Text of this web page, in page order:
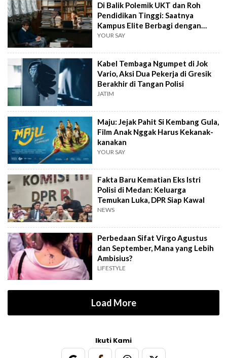
Di Balik Polemik UKT dan Roh
Pendidikan Tinggi: Saatnya
Kampus Elite Berbagi dengan
Kampus Daerah
YOUR SAY
Kabel Tembaga Ngumpet di Jok
Vario, Aksi Dua Pekerja di Gresik
Berakhir di Tangan Polisi
JATIM
Maju: Jejak Pahit Si Kembang Gula,
Film Anak Nggak Harus Kekanak-
kanakan
YOUR SAY
Fakta Baru Kematian Eks Istri
Polisi di Medan: Keluarga
Temukan Luka, DPR Siap Kawal
NEWS
Perbedaan Sifat Virgo Agustus
dan September, Mana yang Lebih
Ambisius?
LIFESTYLE
Load More
Ikuti Kami